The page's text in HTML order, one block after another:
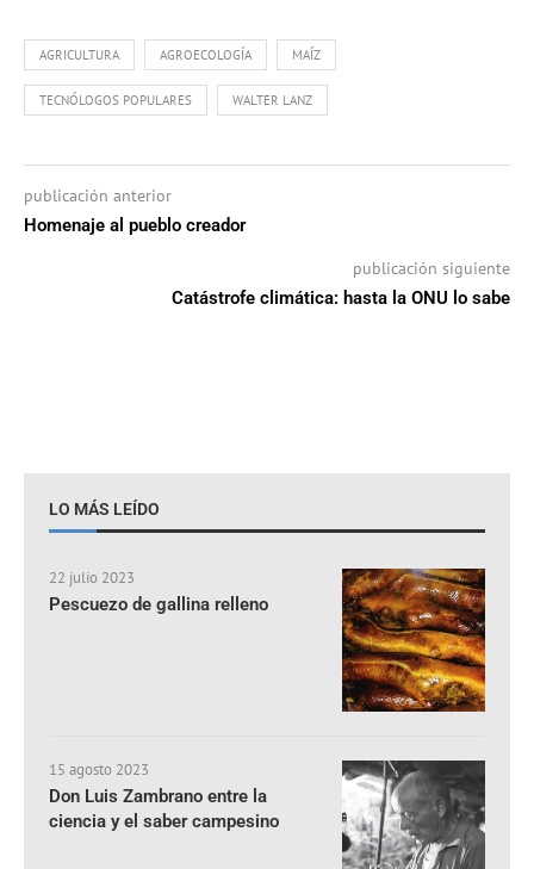
AGRICULTURA AGROECOLOGÍA MAÍZ
TECNÓLOGOS POPULARES WALTER LANZ
publicación anterior
Homenaje al pueblo creador
publicación siguiente
Catástrofe climática: hasta la ONU lo sabe
LO MÁS LEÍDO
22 julio 2023
Pescuezo de gallina relleno
15 agosto 2023
Don Luis Zambrano entre la
ciencia y el saber campesino